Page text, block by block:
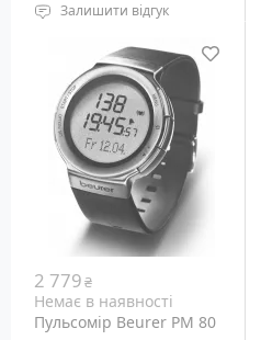
Залишити відгук
Водостійкість: до 5
атмосфер
Підсвічування дисплея:
світлодіодне
Розміри: 38 x 38 x 15.3 мм
Вага: 57 грам
Колір чорний
2 779₴
Немає в наявності
Пульсомір Beurer PM 80